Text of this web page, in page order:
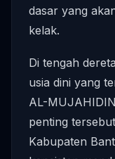
dasar yang
kelak.
Di tengah
usia dini yang
AL-
penting
Kabupaten